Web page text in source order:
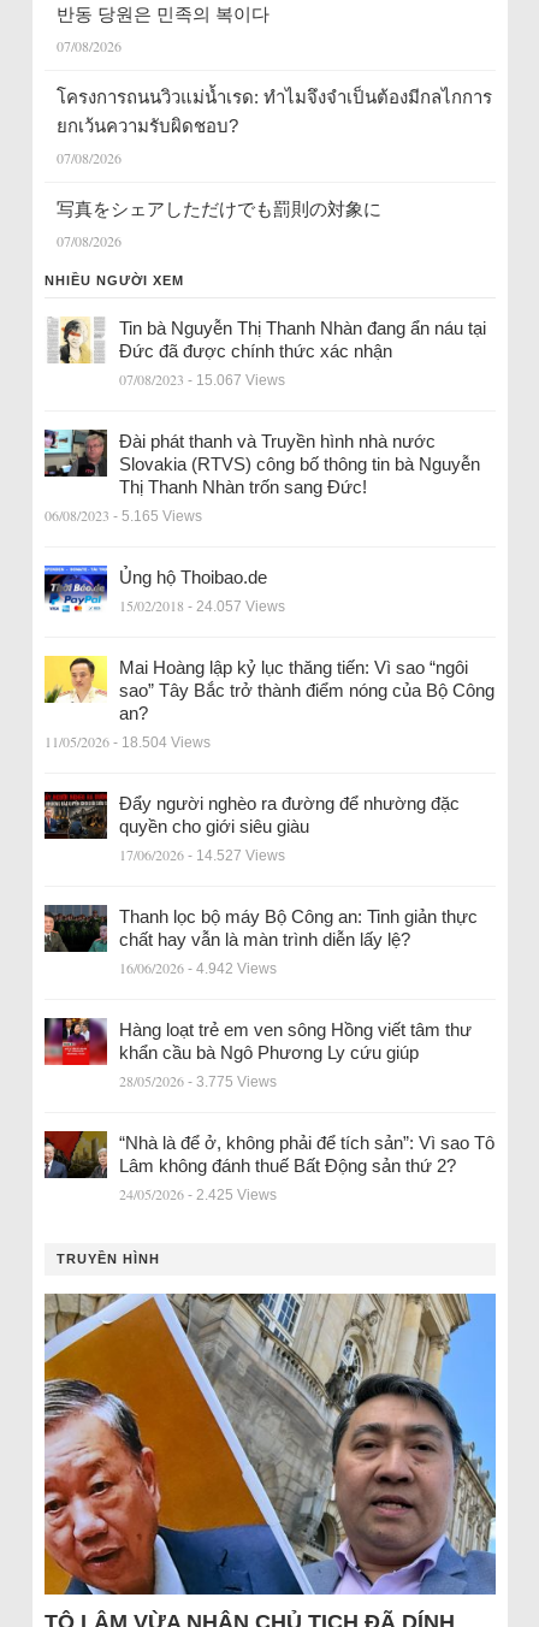
반동 당원은 민족의 복이다
07/08/2026
โครงการถนนวิวแม่น้ำเรด: ทำไมจึงจำเป็นต้องมีกลไกการ
ยกเว้นความรับผิดชอบ?
07/08/2026
写真をシェアしただけでも罰則の対象に
07/08/2026
NHIỀU NGƯỜI XEM
Tin bà Nguyễn Thị Thanh Nhàn đang ẩn náu tại
Đức đã được chính thức xác nhận
07/08/2023 - 15.067 Views
Đài phát thanh và Truyền hình nhà nước
Slovakia (RTVS) công bố thông tin bà Nguyễn
Thị Thanh Nhàn trốn sang Đức!
06/08/2023 - 5.165 Views
Ủng hộ Thoibao.de
15/02/2018 - 24.057 Views
Mai Hoàng lập kỷ lục thăng tiến: Vì sao “ngôi
sao” Tây Bắc trở thành điểm nóng của Bộ Công
an?
11/05/2026 - 18.504 Views
Đẩy người nghèo ra đường để nhường đặc
quyền cho giới siêu giàu
17/06/2026 - 14.527 Views
Thanh lọc bộ máy Bộ Công an: Tinh giản thực
chất hay vẫn là màn trình diễn lấy lệ?
16/06/2026 - 4.942 Views
Hàng loạt trẻ em ven sông Hồng viết tâm thư
khẩn cầu bà Ngô Phương Ly cứu giúp
28/05/2026 - 3.775 Views
“Nhà là để ở, không phải để tích sản”: Vì sao Tô
Lâm không đánh thuế Bất Động sản thứ 2?
24/05/2026 - 2.425 Views
TRUYỀN HÌNH
TÔ LÂM VỪA NHẬN CHỦ TỊCH ĐÃ DÍNH